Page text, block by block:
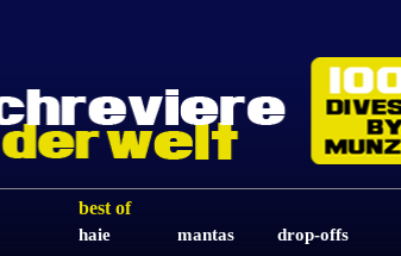
best of
haie mantas drop-offs